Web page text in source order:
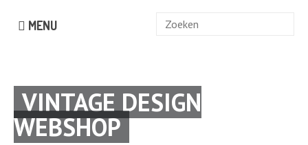
MENU
Zoek
VINTAGE DESIGN
WEBSHOP